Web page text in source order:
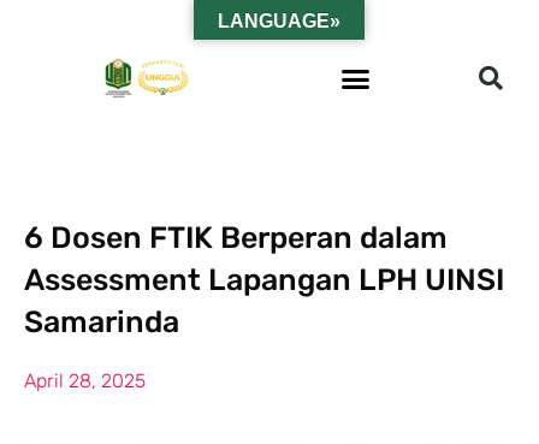
6 Dosen FTIK Berperan dalam
Assessment Lapangan LPH UINSI
Samarinda
April 28, 2025
LANGUAGE»